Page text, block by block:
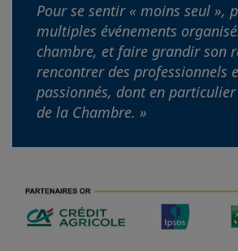
Pour se sentir « moins seul »,
multiples événements
chambre, et faire grandir son
rencontrer des professionnels
passionnés, dont en particulier
de la Chambre. »